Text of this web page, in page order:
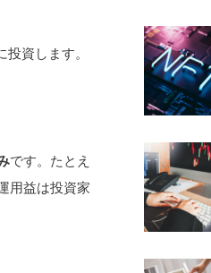
資します。
です。たとえ
用益は投資家